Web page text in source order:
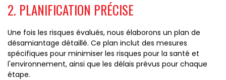
2. PLANIFICATION PRÉCISE
Une fois les risques évalués, nous élaborons un plan de
désamiantage détaillé. Ce plan inclut des mesures
spécifiques pour minimiser les risques pour la santé et
l'environnement, ainsi que les délais prévus pour chaque
étape.